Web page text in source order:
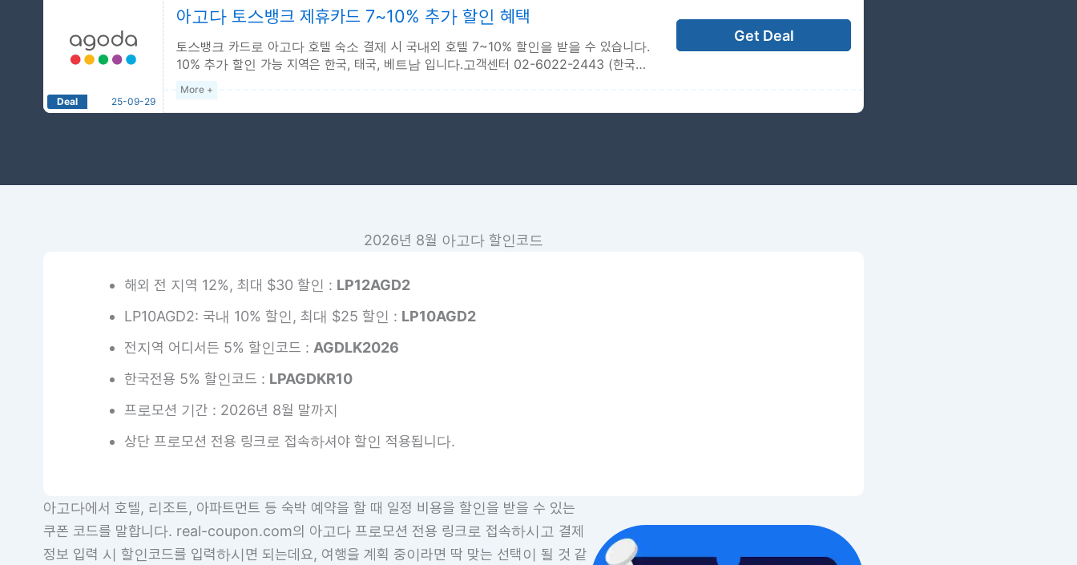
숙박 기간 : 2026-01-01 ~ 2026-12-31
법인, 선불, 글로벌 카드 제외
Deal 25-09-29
아고다 토스뱅크 제휴카드 7~10% 추가 할인 혜택
토스뱅크 카드로 아고다 호텔 숙소 결제 시 국내외 호텔 7~10% 할인을 받을 수 있습니다.
10% 추가 할인 가능 지역은 한국, 태국, 베트남 입니다.고객센터 02-6022-2443 (한국
어)...
Get Deal
More +
10% 토스뱅크 카드
행사 대상 : 토스뱅크 체크카드 이용 고객
2026년 8월 아고다 할인코드
해외 전 지역 12%, 최대 $30 할인 : LP12AGD2
LP10AGD2: 국내 10% 할인, 최대 $25 할인 : LP10AGD2
전지역 어디서든 5% 할인코드 : AGDLK2026
한국전용 5% 할인코드 : LPAGDKR10
프로모션 기간 : 2026년 8월 말까지
상단 프로모션 전용 링크로 접속하셔야 할인 적용됩니다.
아고다에서 호텔, 리조트, 아파트먼트 등 숙박 예약을 할 때 일정 비용을 할인을 받을 수 있는
쿠폰 코드를 말합니다. real-coupon.com의 아고다 프로모션 전용 링크로 접속하시고 결제
정보 입력 시 할인코드를 입력하시면 되는데요, 여행을 계획 중이라면 딱 맞는 선택이 될 것 같